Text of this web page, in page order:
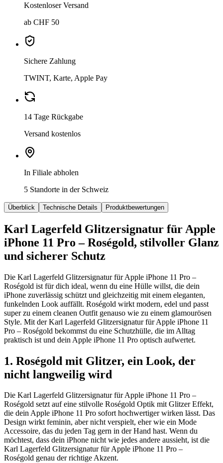
Kostenloser Versand
ab CHF 50
Sichere Zahlung
TWINT, Karte, Apple Pay
14 Tage Rückgabe
Versand kostenlos
In Filiale abholen
5 Standorte in der Schweiz
Überblick Technische Details Produktbewertungen
Karl Lagerfeld Glitzersignatur für Apple
iPhone 11 Pro – Roségold, stilvoller Glanz
und sicherer Schutz
Die Karl Lagerfeld Glitzersignatur für Apple iPhone 11 Pro –
Roségold ist für dich ideal, wenn du eine Hülle willst, die dein
iPhone zuverlässig schützt und gleichzeitig mit einem eleganten,
funkelnden Look auffällt. Roségold wirkt modern, edel und passt
super zu einem cleanen Outfit genauso wie zu einem glamourösen
Style. Mit der Karl Lagerfeld Glitzersignatur für Apple iPhone 11
Pro – Roségold bekommst du eine Schutzhülle, die im Alltag
praktisch ist und dein Apple iPhone 11 Pro optisch aufwertet.
1. Roségold mit Glitzer, ein Look, der
nicht langweilig wird
Die Karl Lagerfeld Glitzersignatur für Apple iPhone 11 Pro –
Roségold setzt auf eine stilvolle Roségold Optik mit Glitzer Effekt,
die dein Apple iPhone 11 Pro sofort hochwertiger wirken lässt. Das
Design wirkt feminin, aber nicht verspielt, eher wie ein Mode
Accessoire, das du jeden Tag gern in der Hand hast. Wenn du
möchtest, dass dein iPhone nicht wie jedes andere aussieht, ist die
Karl Lagerfeld Glitzersignatur für Apple iPhone 11 Pro –
Roségold genau der richtige Akzent.